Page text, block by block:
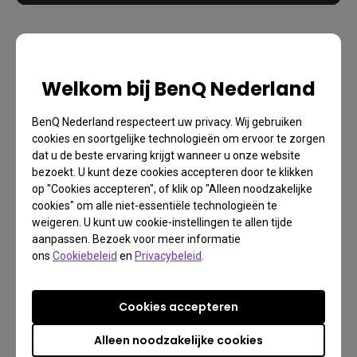
Welkom bij BenQ Nederland
BenQ Nederland respecteert uw privacy. Wij gebruiken
cookies en soortgelijke technologieën om ervoor te zorgen
dat u de beste ervaring krijgt wanneer u onze website
bezoekt. U kunt deze cookies accepteren door te klikken
op "Cookies accepteren", of klik op "Alleen noodzakelijke
cookies" om alle niet-essentiële technologieën te
weigeren. U kunt uw cookie-instellingen te allen tijde
aanpassen. Bezoek voor meer informatie
ons Cookiebeleid en Privacybeleid
Alleen noodzakelijke cookies
Cookies accepteren
Mobiuz en Zowie
In de gaming-industrie positioneert BenQ de
volgende 2 brands in de markt: Mobiuz en Zowie.
Iedere brand heeft vanuit BenQ heeft een eigen
doel. Mobiuz gaming in het algemeen en Zowie
voornamelijk gericht op de high-end
users(esports).
Danny Neijs, Business Director BenQ Benelux: Ik
zie de samenwerking met ECV esports als een
waardevolle toevoeging op de missie van BenQ: 'In
de loop der jaren heeft BenQ zich ontwikkeld als